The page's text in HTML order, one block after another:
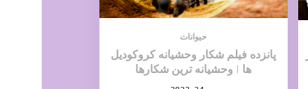
حیوانات
پانزده فیلم شکار وحشیانه کروکودیل
ها | وحشیانه ترین شکارها